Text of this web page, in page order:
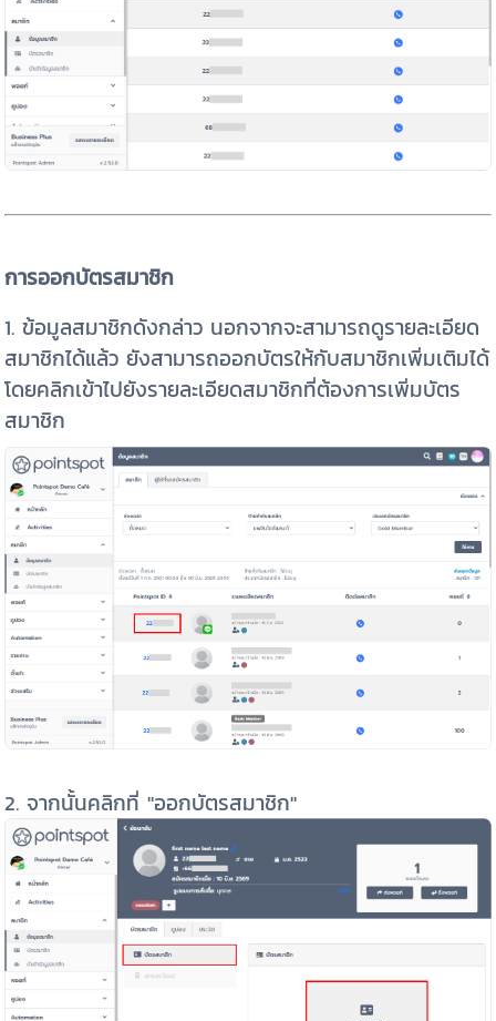
การออกบัตรสมาชิก
1. ข้อมูลสมาชิกดังกล่าว นอกจากจะสามารถดูรายละเอียด
สมาชิกได้แล้ว ยังสามารถออกบัตรให้กับสมาชิกเพิ่มเติมได้
โดยคลิกเข้าไปยังรายละเอียดสมาชิกที่ต้องการเพิ่มบัตร
สมาชิก
2. จากนั้นคลิกที่ "ออกบัตรสมาชิก"